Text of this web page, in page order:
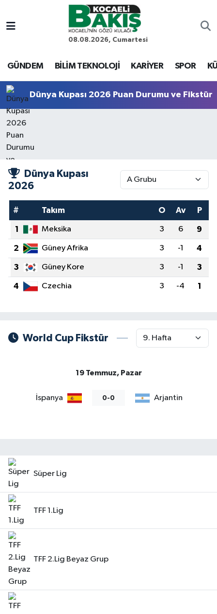
08.08.2026, Cumartesi
GÜNDEM BİLİM TEKNOLOJİ KARİYER SPOR
Dünya Kupası 2026 Puan Durumu ve Fikstür
Dünya Kupası
2026
# Takım O Av P
1 Meksika 3 6 9
2 Güney Afrika 3 -1 4
3 Güney Kore 3 -1 3
4 Czechia 3 -4 1
World Cup Fikstür
19 Temmuz, Pazar
İspanya 0-0 Arjantin
Süper Lig
TFF 1.Lig
TFF 2.Lig Beyaz Grup
Kocaeli Nöbetçi Eczaneler
Kocaeli Hava Durumu
Süper Lig Puan Durumu ve Fikstür
Haber Arşivi